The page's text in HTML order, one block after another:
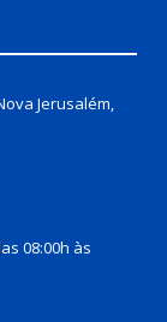
Jerusalém,
08:00h às